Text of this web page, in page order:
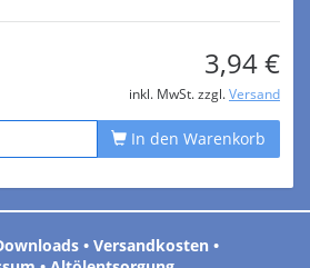
3,94 €
inkl. MwSt. zzgl. Versand
In den Warenkorb
• Versandkosten•